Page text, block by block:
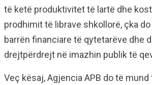
të ketë produktivitet të lartë dhe
prodhimit të librave shkollorë, çka
barrën financiare të qytetarëve dhe
drejtpërdrejt në imazhin publik të
Veç kësaj, Agjencia APB do të